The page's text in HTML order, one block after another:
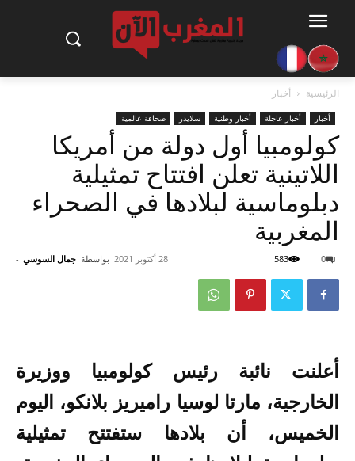
الرئيسية أخبار
أخبار أخبار عاجلة أخبار وطنية سلايدر صحافة عالمية
كولومبيا أول دولة من أمريكا
اللاتينية تعلن افتتاح تمثيلية
دبلوماسية لبلادها في الصحراء
المغربية
بواسطة جمال السوسي - 28 أكتوبر 2021 0
583
أعلنت نائبة رئيس كولومبيا ووزيرة
الخارجية، مارتا لوسيا راميريز بلانكو، اليوم
الخميس، أن بلادها ستفتتح تمثيلية